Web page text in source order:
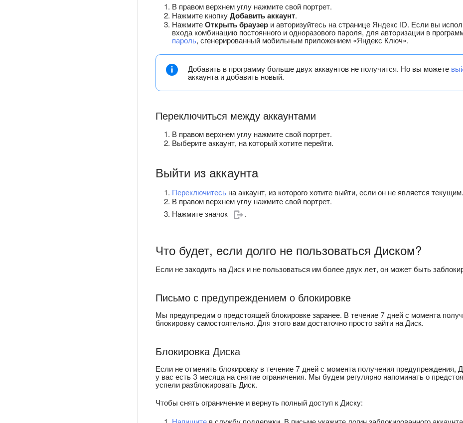
В правом верхнем углу нажмите свой портрет.
Нажмите кнопкуДобавить аккаунт.
НажмитеОткрыть браузер и авторизуйтесь на странице Яндекс ID. Если вы
входа комбинацию постоянного и одноразового пароля, для авторизации в
пароль, сгенерированный мобильным приложением «Яндекс Ключ».
Добавить в программу больше двух аккаунтов не получится. Но вы можете
аккаунта и добавить новый.
Переключиться между аккаунтами
В правом верхнем углу нажмите свой портрет.
Выберите аккаунт, на который хотите перейти.
Выйти из аккаунта
Переключитесь на аккаунт, из которого хотите выйти, если он не является текущим.
В правом верхнем углу нажмите свой портрет.
Нажмите значок
.
Что будет, если долго не пользоваться Диском?
Если не заходить на Диск и не пользоваться им более двух лет, он может быть
Письмо с предупреждением о блокировке
Мы предупредим о предстоящей блокировке заранее. В течение 7 дней с момента
блокировку самостоятельно. Для этого вам достаточно просто зайти на Диск.
Блокировка Диска
Если не отменить блокировку в течение 7 дней с момента получения предупреждения,
у вас есть 3 месяца на снятие ограничения. Мы будем регулярно напоминать о
успели разблокировать Диск.
Чтобы снять ограничение и вернуть полный доступ к Диску: